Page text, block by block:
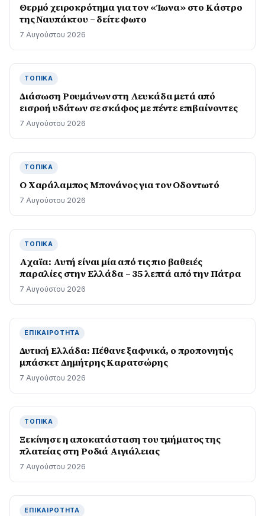
Θερμό χειροκρότημα για τον «Ίωνα» στο Κάστρο
της Ναυπάκτου – δείτε φωτο
7 Αυγούστου 2026
ΤΟΠΙΚΆ
Διάσωση Ρουμάνων στη Λευκάδα μετά από
εισροή υδάτων σε σκάφος με πέντε επιβαίνοντες
7 Αυγούστου 2026
ΤΟΠΙΚΆ
Ο Χαράλαμπος Μπονάνος για τον Οδοντωτό
7 Αυγούστου 2026
ΤΟΠΙΚΆ
Aχαϊα: Αυτή είναι μία από τις πιο βαθειές
παραλίες στην Ελλάδα – 35 λεπτά από την Πάτρα
7 Αυγούστου 2026
ΕΠΙΚΑΙΡΌΤΗΤΑ
Δυτική Ελλάδα: Πέθανε ξαφνικά, ο προπονητής
μπάσκετ Δημήτρης Καρατσώρης
7 Αυγούστου 2026
ΤΟΠΙΚΆ
Ξεκίνησε η αποκατάσταση του τμήματος της
πλατείας στη Ροδιά Αιγιάλειας
7 Αυγούστου 2026
ΕΠΙΚΑΙΡΌΤΗΤΑ